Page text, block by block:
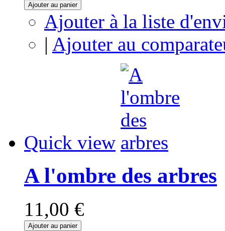
Ajouter au panier
Ajouter à la liste
| Ajouter au
Quick view
A l'ombre des arbres
11,00 €
Ajouter au panier